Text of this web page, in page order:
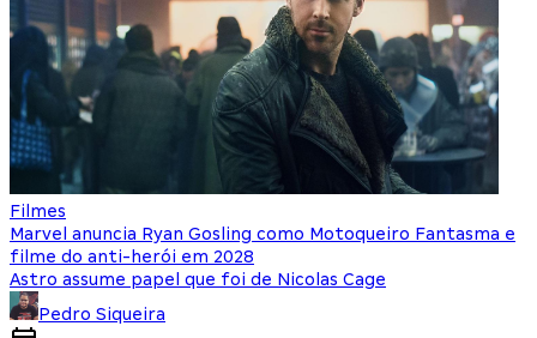
Filmes
Marvel anuncia Ryan Gosling como Motoqueiro Fantasma e
filme do anti-herói em 2028
Astro assume papel que foi de Nicolas Cage
Pedro Siqueira